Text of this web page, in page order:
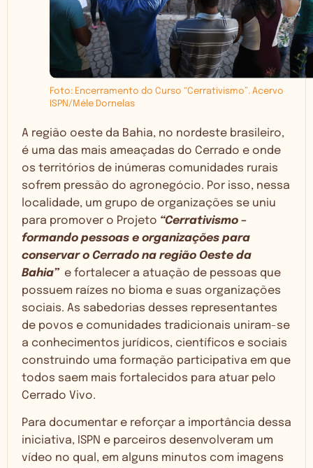
Foto: Encerramento do Curso “Cerrativismo”. Acervo
ISPN/Méle Dornelas
A região oeste da Bahia, no nordeste brasileiro,
é uma das mais ameaçadas do Cerrado e onde
os territórios de inúmeras comunidades rurais
sofrem pressão do agronegócio. Por isso, nessa
localidade, um grupo de organizações se uniu
para promover o Projeto “Cerrativismo –
formando pessoas e organizações para
conservar o Cerrado na região Oeste da
Bahia”e fortalecer a atuação de pessoas que
possuem raízes no bioma e suas organizações
sociais. As sabedorias desses representantes
de povos e comunidades tradicionais uniram-se
a conhecimentos jurídicos, científicos e sociais
construindo uma formação participativa em que
todos saem mais fortalecidos para atuar pelo
Cerrado Vivo.
Para documentar e reforçar a importância dessa
iniciativa, ISPN e parceiros desenvolveram um
vídeo no qual, em alguns minutos com imagens